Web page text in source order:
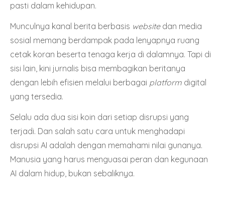
pasti dalam kehidupan.
Munculnya kanal berita berbasis website dan media
sosial memang berdampak pada lenyapnya ruang
cetak koran beserta tenaga kerja di dalamnya. Tapi di
sisi lain, kini jurnalis bisa membagikan beritanya
dengan lebih efisien melalui berbagai platform digital
yang tersedia.
Selalu ada dua sisi koin dari setiap disrupsi yang
terjadi. Dan salah satu cara untuk menghadapi
disrupsi AI adalah dengan memahami nilai gunanya.
Manusia yang harus menguasai peran dan kegunaan
AI dalam hidup, bukan sebaliknya.